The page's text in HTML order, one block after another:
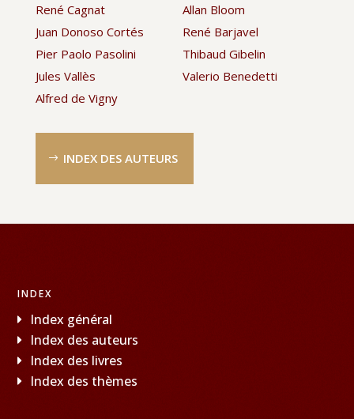
René Cagnat
Juan Donoso Cortés
Pier Paolo Pasolini
Jules Vallès
Alfred de Vigny
Allan Bloom
René Barjavel
Thibaud Gibelin
Valerio Benedetti
INDEX DES AUTEURS
INDEX
Index général
Index des auteurs
Index des livres
Index des thèmes